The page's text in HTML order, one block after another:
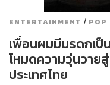
ENTERTAINMENT / POP
เพื่อนผมมีมรดกเป็
โหมดความวุ่นวาย
ประเทศไทย